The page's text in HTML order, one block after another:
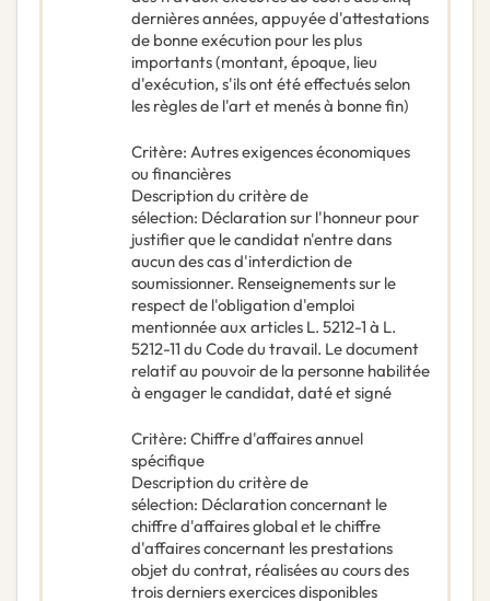
dernières années, appuyée d'attestations
de bonne exécution pour les plus
importants (montant, époque, lieu
d'exécution, s'ils ont été effectués selon
les règles de l'art et menés à bonne fin)
Critère: Autres exigences économiques
ou financières
Description du critère de
sélection: Déclaration sur l'honneur pour
justifier que le candidat n'entre dans
aucun des cas d'interdiction de
soumissionner. Renseignements sur le
respect de l'obligation d'emploi
mentionnée aux articles L. 5212-1 à L.
5212-11 du Code du travail. Le document
relatif au pouvoir de la personne habilitée
à engager le candidat, daté et signé
Critère: Chiffre d'affaires annuel
spécifique
Description du critère de
sélection: Déclaration concernant le
chiffre d'affaires global et le chiffre
d'affaires concernant les prestations
objet du contrat, réalisées au cours des
trois derniers exercices disponibles